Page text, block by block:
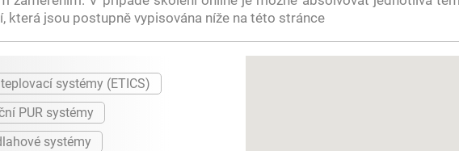
jsou postupně vypisována níže na této stránce
systémy (ETICS)
PUR systémy
systémy